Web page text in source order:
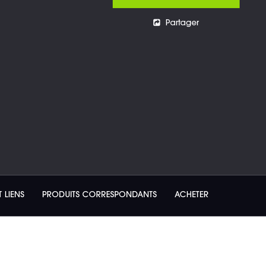
Partager
LIENS PRODUITS CORRESPONDANTS ACHETER